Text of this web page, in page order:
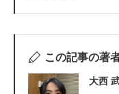
この記事の著
大西